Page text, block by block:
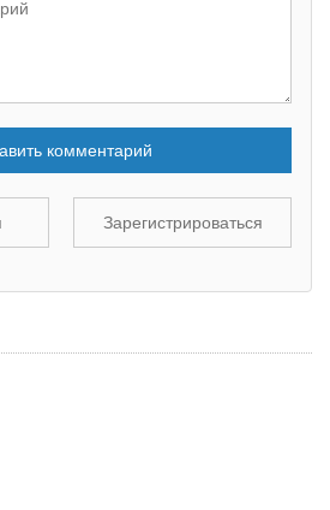
комментарий
Зарегистрироваться